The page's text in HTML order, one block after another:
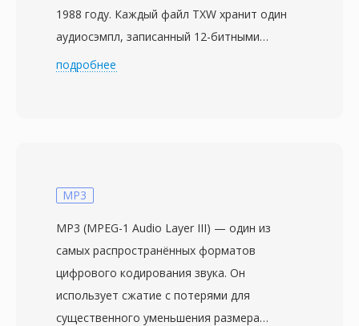
1988 году. Каждый файл TXW хранит один
аудиосэмпл, записанный 12-битными
аналого-цифровыми преобразователями
расширения картами памяти — поэтому
быстрой загрузки с 3,5-дюймовых дискет.
Несмотря на 12-битное разрешение, TX16W
завоевал преданных поклонников среди
электронных музыкантов, ценивших его
подробнее
MP3
MP3 (MPEG-1 Audio Layer III) — один из
самых распространённых форматов
цифрового кодирования звука. Он
использует сжатие с потерями для
существенного уменьшения размера